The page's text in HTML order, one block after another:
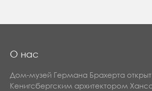
О нас
Дом-музей Германа Брахерта
Кенигсбергским архитектором